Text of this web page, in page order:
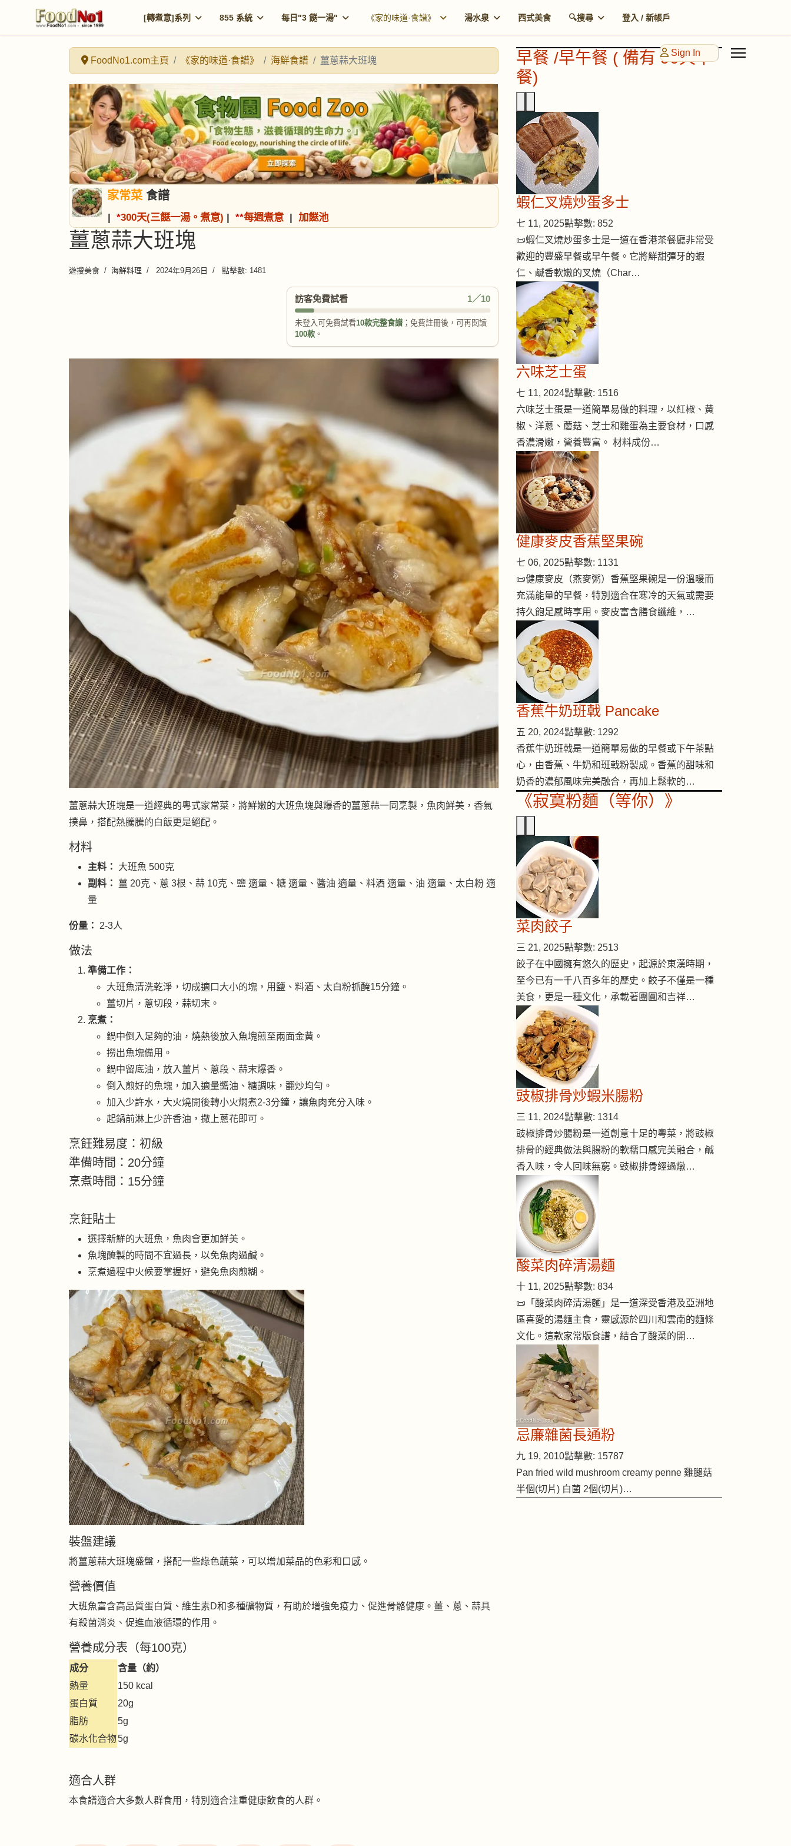
[轉煮意]系列 855 系統 每日"3 餸一湯" 《家的味道·食譜》 湯水泉 西式美食 🔍搜尋 登入 / 新帳戶
Sign In
FoodNo1.com主頁 《家的味道·食譜》 海鮮食譜 薑蔥蒜大班塊
家常菜 食譜
| *300天(三餸一湯。煮意) | **每週煮意 | 加餸池
薑蔥蒜大班塊
遊搜美食 海鮮料理 2024年9月26日 點擊數: 1481
訪客免費試看 1／10
未登入可免費試看10款完整食譜 ；免費註冊後，可再閱讀
100款 。
薑蔥蒜大班塊是一道經典的粵式家常菜，將鮮嫩的大班魚塊與爆香的薑蔥蒜一同烹製，魚肉鮮美，香氣
撲鼻，搭配熱騰騰的白飯更是絕配。
材料
主料：
大班魚 500克
副料：
薑 20克、蔥 3根、蒜 10克、鹽 適量、糖 適量、醬油 適量、料酒 適量、油 適量、太白粉 適
量
份量： 2-3人
做法
準備工作：
大班魚清洗乾淨，切成適口大小的塊，用鹽、料酒、太白粉抓醃15分鐘。
薑切片，蔥切段，蒜切末。
烹煮：
鍋中倒入足夠的油，燒熱後放入魚塊煎至兩面金黃。
撈出魚塊備用。
鍋中留底油，放入薑片、蔥段、蒜末爆香。
倒入煎好的魚塊，加入適量醬油、糖調味，翻炒均勻。
加入少許水，大火燒開後轉小火燜煮2-3分鐘，讓魚肉充分入味。
起鍋前淋上少許香油，撒上蔥花即可。
烹飪難易度：初級
準備時間：20分鐘
烹煮時間：15分鐘
烹飪貼士
選擇新鮮的大班魚，魚肉會更加鮮美。
魚塊醃製的時間不宜過長，以免魚肉過鹹。
烹煮過程中火候要掌握好，避免魚肉煎糊。
裝盤建議
將薑蔥蒜大班塊盛盤，搭配一些綠色蔬菜，可以增加菜品的色彩和口感。
營養價值
大班魚富含高品質蛋白質、維生素D和多種礦物質，有助於增強免疫力、促進骨骼健康。薑、蔥、蒜具
有殺菌消炎、促進血液循環的作用。
營養成分表（每100克）
成分
含量（約）
熱量
150 kcal
蛋白質
20g
脂肪
5g
碳水化合物5g
適合人群
本食譜適合大多數人群食用，特別適合注重健康飲食的人群。
早餐 /早午餐 ( 備有 90天早
餐)
蝦仁叉燒炒蛋多士
七 11, 2025點擊數: 852
📜蝦仁叉燒炒蛋多士是一道在香港茶餐廳非常受
歡迎的豐盛早餐或早午餐。它將鮮甜彈牙的蝦
仁、鹹香軟嫩的叉燒（Char…
六味芝士蛋
七 11, 2024點擊數: 1516
六味芝士蛋是一道簡單易做的料理，以紅椒、黃
椒、洋蔥、蘑菇、芝士和雞蛋為主要食材，口感
香濃滑嫩，營養豐富。 材料成份…
健康麥皮香蕉堅果碗
七 06, 2025點擊數: 1131
📜健康麥皮（燕麥粥）香蕉堅果碗是一份溫暖而
充滿能量的早餐，特別適合在寒冷的天氣或需要
持久飽足感時享用。麥皮富含膳食纖維，…
香蕉牛奶班戟 Pancake
五 20, 2024點擊數: 1292
香蕉牛奶班戟是一道簡單易做的早餐或下午茶點
心，由香蕉、牛奶和班戟粉製成。香蕉的甜味和
奶香的濃郁風味完美融合，再加上鬆軟的…
《寂寞粉麵（等你）》
菜肉餃子
三 21, 2025點擊數: 2513
餃子在中國擁有悠久的歷史，起源於東漢時期，
至今已有一千八百多年的歷史。餃子不僅是一種
美食，更是一種文化，承載著團圓和吉祥…
豉椒排骨炒蝦米腸粉
三 11, 2024點擊數: 1314
豉椒排骨炒腸粉是一道創意十足的粵菜，將豉椒
排骨的經典做法與腸粉的軟糯口感完美融合，鹹
香入味，令人回味無窮。豉椒排骨經過燉…
酸菜肉碎清湯麵
十 11, 2025點擊數: 834
📜「酸菜肉碎清湯麵」是一道深受香港及亞洲地
區喜愛的湯麵主食，靈感源於四川和雲南的麵條
文化。這款家常版食譜，結合了酸菜的開…
忌廉雜菌長通粉
九 19, 2010點擊數: 15787
Pan fried wild mushroom creamy penne 雞腿菇
半個(切片) 白菌 2個(切片)…